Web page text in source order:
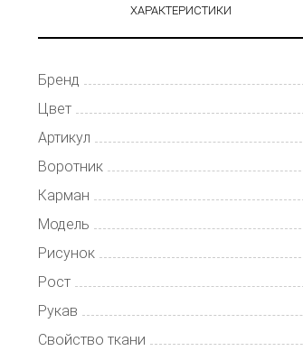
ХАРАКТЕРИСТИКИ
Бренд
Цвет
Артикул
Воротник
Карман
Модель
Рисунок
Рост
Рукав
Свойство ткани